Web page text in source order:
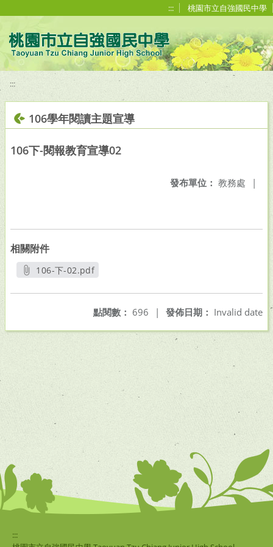
::: 桃園市立自強國民中學
:::
106學年閱讀主題宣導
106下-閱報教育宣導02
發布單位： 教務處 |
相關附件
106-下-02.pdf
發佈日期： Invalid date
點閱數： 696 |
:::